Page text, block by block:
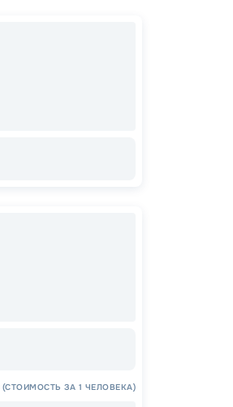
(СТОИМОСТЬ ЗА 1 ЧЕЛОВЕКА)